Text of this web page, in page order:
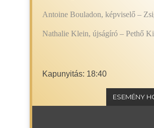
Antoine Bouladon, képviselő –
Nathalie Klein, újságíró – Pethő
Kapunyitás: 18:40
ESEMÉNY